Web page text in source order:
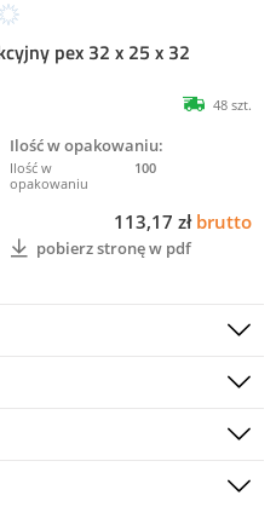
pex 32 x 25 x 32
48 szt.
Ilość w opakowaniu:
100
113,17 zł brutto
pobierz stronę w pdf